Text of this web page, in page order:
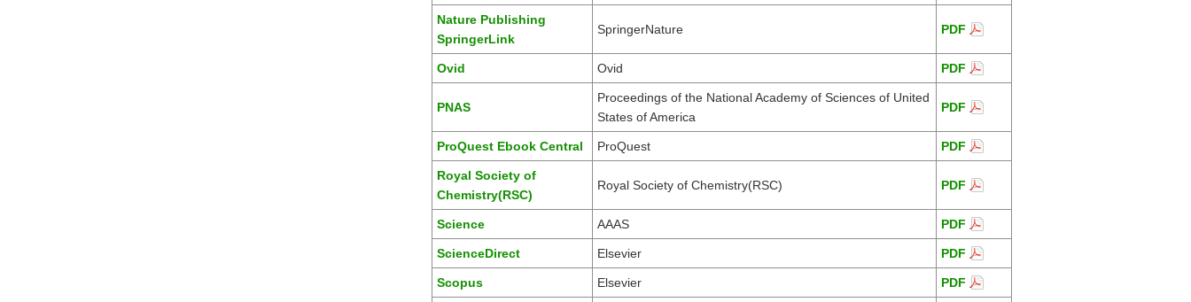
Nature Publishing
SpringerLink
SpringerNature PDF
Ovid Ovid PDF
PNAS
Proceedings of the National Academy of Sciences of United
States of America
PDF
ProQuest Ebook Central ProQuest PDF
Royal Society of
Chemistry(RSC)
Royal Society of Chemistry(RSC) PDF
Science AAAS PDF
ScienceDirect Elsevier PDF
Scopus Elsevier PDF